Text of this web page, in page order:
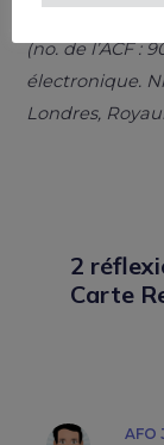
(no. de l’ACF :
électronique.
Londres,
2
Carte
AFO